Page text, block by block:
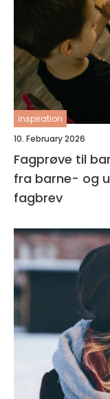
inspiration
10. February 2026
Fagprøve til
fra barne- og
fagbrev